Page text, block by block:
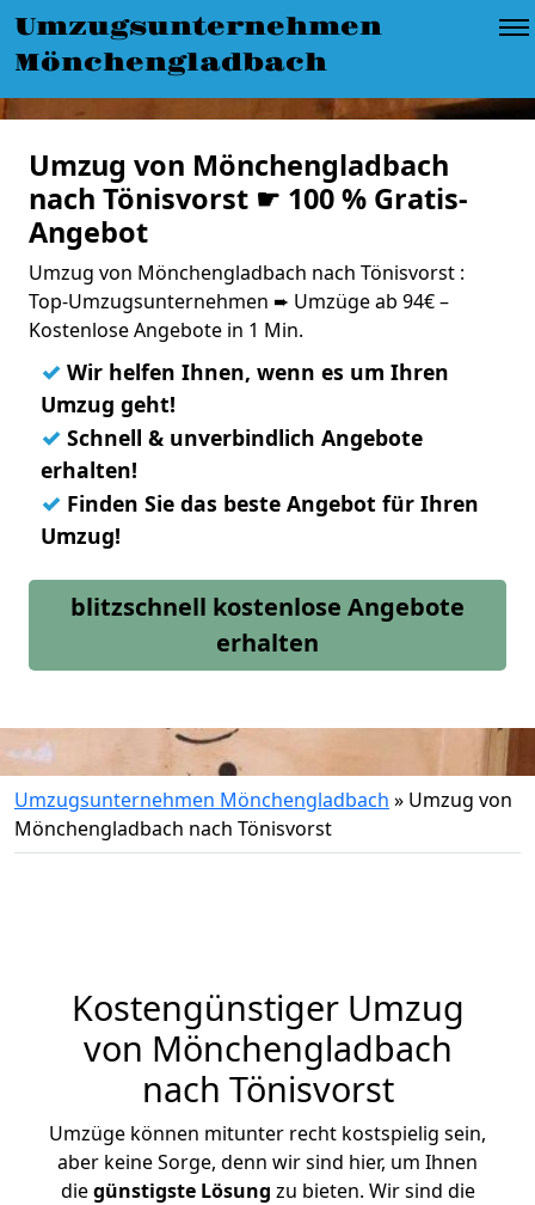
Umzugsunternehmen
Mönchengladbach
Umzug von Mönchengladbach
nach Tönisvorst ☛ 100 % Gratis-
Angebot
Umzug von Mönchengladbach nach Tönisvorst :
Top-Umzugsunternehmen ➨ Umzüge ab 94€ –
Kostenlose Angebote in 1 Min.
✓ Wir helfen Ihnen, wenn es um Ihren
Umzug geht!
✓ Schnell & unverbindlich Angebote
erhalten!
✓ Finden Sie das beste Angebot für Ihren
Umzug!
blitzschnell kostenlose Angebote
erhalten
Umzugsunternehmen Mönchengladbach » Umzug von
Mönchengladbach nach Tönisvorst
Kostengünstiger Umzug
von Mönchengladbach
nach Tönisvorst
Umzüge können mitunter recht kostspielig sein,
aber keine Sorge, denn wir sind hier, um Ihnen
diegünstigste Lösung zu bieten. Wir sind die